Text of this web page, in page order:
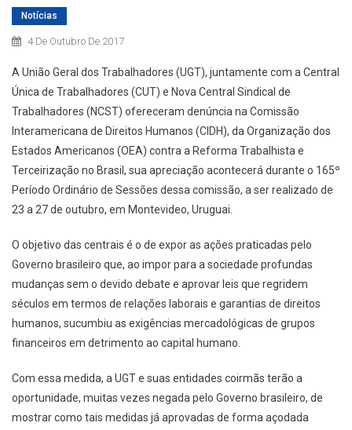
Notícias
4 De Outubro De 2017
A União Geral dos Trabalhadores (UGT), juntamente com a Central
Única de Trabalhadores (CUT) e Nova Central Sindical de
Trabalhadores (NCST) ofereceram denúncia na Comissão
Interamericana de Direitos Humanos (CIDH), da Organização dos
Estados Americanos (OEA) contra a Reforma Trabalhista e
Terceirização no Brasil, sua apreciação acontecerá durante o 165º
Período Ordinário de Sessões dessa comissão, a ser realizado de
23 a 27 de outubro, em Montevideo, Uruguai.
O objetivo das centrais é o de expor as ações praticadas pelo
Governo brasileiro que, ao impor para a sociedade profundas
mudanças sem o devido debate e aprovar leis que regridem
séculos em termos de relações laborais e garantias de direitos
humanos, sucumbiu as exigências mercadológicas de grupos
financeiros em detrimento ao capital humano.
Com essa medida, a UGT e suas entidades coirmãs terão a
oportunidade, muitas vezes negada pelo Governo brasileiro, de
mostrar como tais medidas já aprovadas de forma açodada